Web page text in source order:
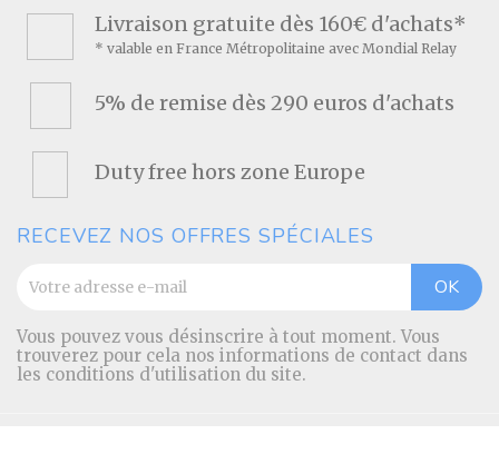
Livraison gratuite dès 160€ d'achats*
* valable en France Métropolitaine avec Mondial Relay
5% de remise dès 290 euros d'achats
Duty free hors zone Europe
RECEVEZ NOS OFFRES SPÉCIALES
Vous pouvez vous désinscrire à tout moment. Vous
trouverez pour cela nos informations de contact dans
les conditions d'utilisation du site.